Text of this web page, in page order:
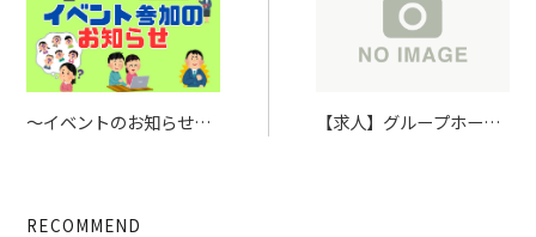
私たちについて
事業内容
～イベントのお知らせ
【求人】グループホーム
RECOMMEND